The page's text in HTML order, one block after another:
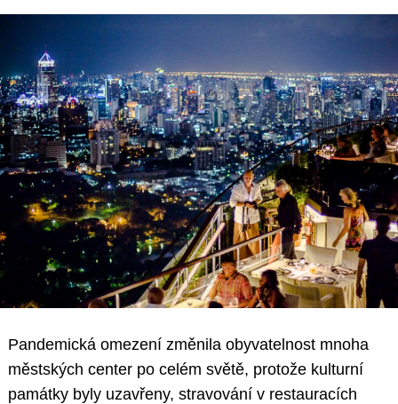
Pandemická omezení změnila obyvatelnost mnoha
městských center po celém světě, protože kulturní
památky byly uzavřeny, stravování v restauracích